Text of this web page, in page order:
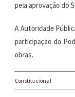
pela aprovação do
A Autoridade
participação do
obras.
Constitucional